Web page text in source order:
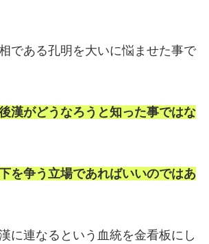
である孔明を大いに悩ませた事で
漢がどうなろうと知った事ではな
を争う立場であればいいのではあ
に連なるという血統を金看板にし